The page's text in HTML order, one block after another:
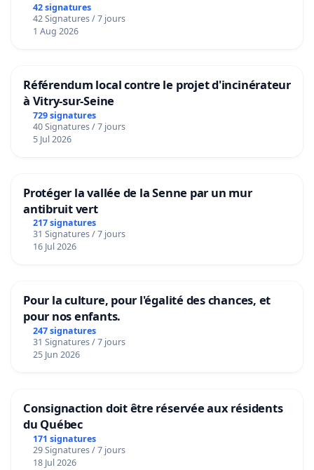
42 signatures
42 Signatures / 7 jours
1 Aug 2026
Référendum local contre le projet d'incinérateur
à Vitry-sur-Seine
729 signatures
40 Signatures / 7 jours
5 Jul 2026
Protéger la vallée de la Senne par un mur
antibruit vert
217 signatures
31 Signatures / 7 jours
16 Jul 2026
Pour la culture, pour l'égalité des chances, et
pour nos enfants.
247 signatures
31 Signatures / 7 jours
25 Jun 2026
Consignaction doit être réservée aux résidents
du Québec
171 signatures
29 Signatures / 7 jours
18 Jul 2026